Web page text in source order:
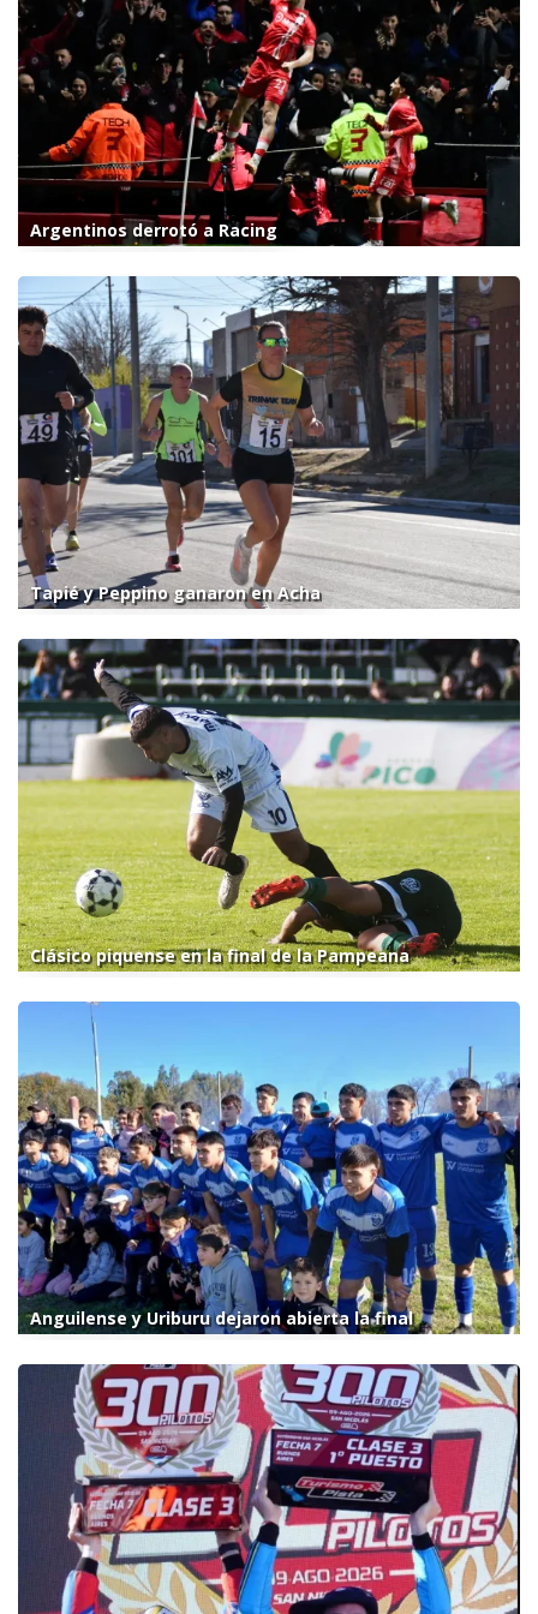
Argentinos derrotó a Racing
Tapié y Peppino ganaron en Acha
Clásico piquense en la final de la Pampeana
Anguilense y Uriburu dejaron abierta la final